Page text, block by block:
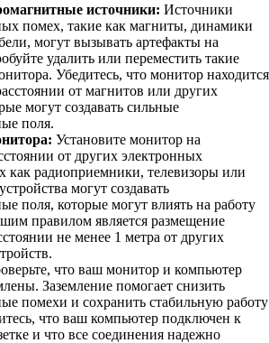
источники: Источники
помех, такие как магниты, динамики
могут вызывать артефакты на
удалить или переместить такие
Убедитесь, что монитор находится
от магнитов или других
могут создавать сильные
поля.
Установите монитор на
от других электронных
как радиоприемники, телевизоры или
могут создавать
поля, которые могут влиять на работу
правилом является размещение
не менее 1 метра от других
что ваш монитор и компьютер
Заземление помогает снизить
помехи и сохранить стабильную работу
что ваш компьютер подключен к
и что все соединения надежно